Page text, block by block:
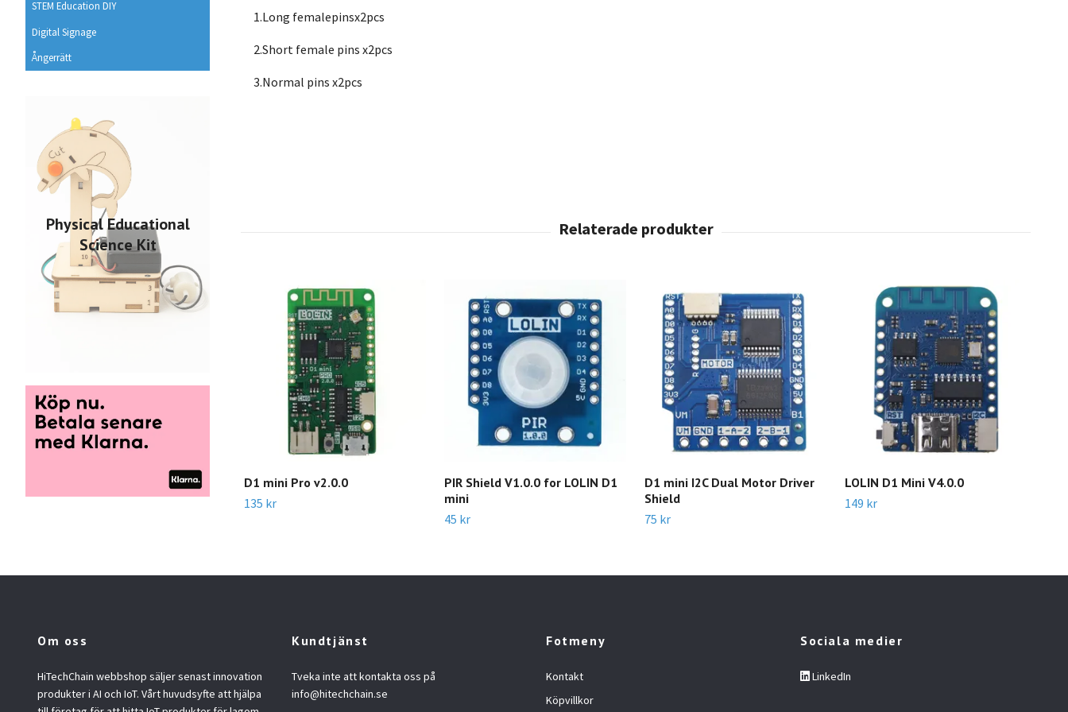
STEM Education DIY
Digital Signage
Ångerrätt
Physical Educational
Science Kit
1.Long femalepinsx2pcs
2.Short female pins x2pcs
3.Normal pins x2pcs
D1 mini Pro v2.0.0
135 kr
PIR Shield V1.0.0 for LOLIN D1
mini
45 kr
D1 mini I2C Dual Motor Driver
Shield
75 kr
LOLIN D1 Mini V4.0.0
149 kr
Om oss
HiTechChain webbshop säljer senast innovation
produkter i AI och IoT. Vårt huvudsyfte att hjälpa
Kundtjänst
Tveka inte att kontakta oss på
info@hitechchain.se
Fotmeny
Kontakt
Köpvillkor
Sociala medier
LinkedIn